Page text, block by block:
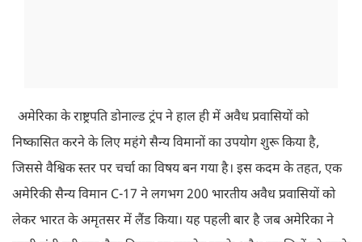
अमेरिका के राष्ट्रपति डोनाल्ड ट्रंप ने हाल ही में अवैध प्रवासियों को
निष्कासित करने के लिए महंगे सैन्य विमानों का उपयोग शुरू किया है,
जिससे वैश्विक स्तर पर चर्चा का विषय बन गया है। इस कदम के तहत, एक
अमेरिकी सैन्य विमान C-17 ने लगभग 200 भारतीय अवैध प्रवासियों को
लेकर भारत के अमृतसर में लैंड किया। यह पहली बार है जब अमेरिका ने